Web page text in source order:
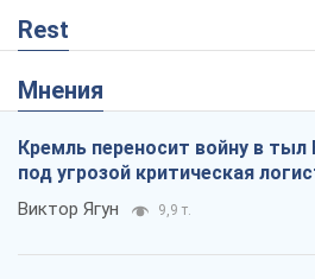
Rest
Мнения
Кремль переносит войну в тыл
под угрозой критическая
Виктор Ягун 9,9 т.